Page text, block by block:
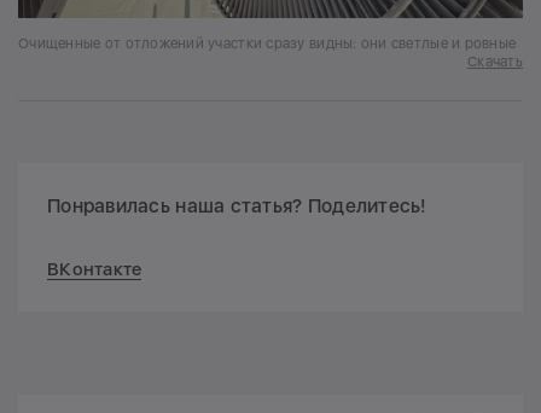
Очищенные от отложений участки сразу видны: они светлые и ровные
Скачать
Понравилась наша статья? Поделитесь!
ВКонтакте